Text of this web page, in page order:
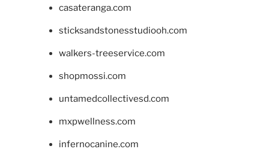
casateranga.com
sticksandstonesstudiooh.com
walkers-treeservice.com
shopmossi.com
untamedcollectivesd.com
mxpwellness.com
infernocanine.com